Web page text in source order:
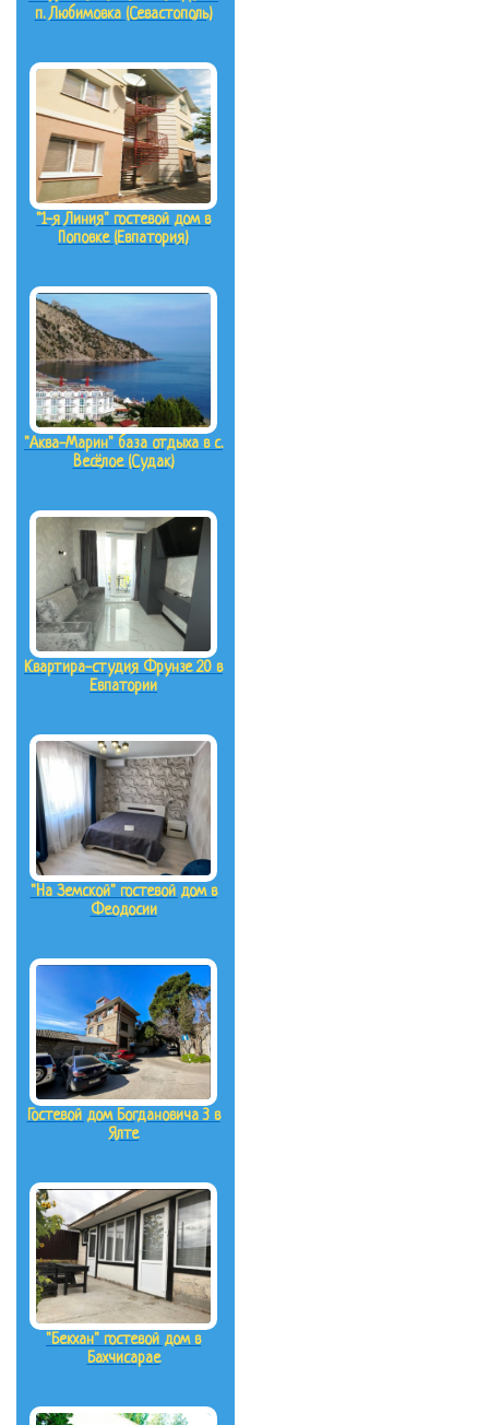
п. Любимовка (Севастополь)
"1-я Линия" гостевой дом в
Поповке (Евпатория)
"Аква-Марин" база отдыха в с.
Весёлое (Судак)
Квартира-студия Фрунзе 20 в
Евпатории
"На Земской" гостевой дом в
Феодосии
Гостевой дом Богдановича 3 в
Ялте
"Бекхан" гостевой дом в
Бахчисарае